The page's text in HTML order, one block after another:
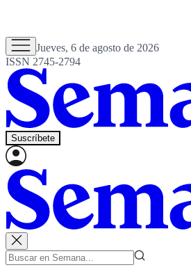
Jueves, 6 de agosto de 2026
ISSN 2745-2794
Suscríbete